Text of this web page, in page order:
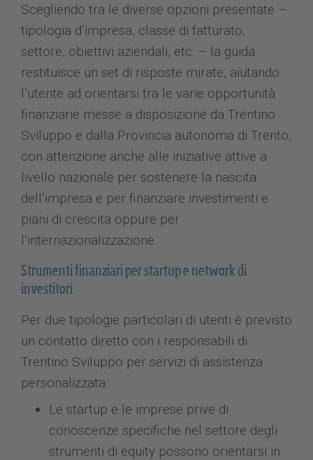
Scegliendo tra le diverse opzioni presentate –
tipologia d’impresa, classe di fatturato,
settore, obiettivi aziendali, etc. – la guida
restituisce un set di risposte mirate, aiutando
l’utente ad orientarsi tra le varie opportunità
finanziarie messe a disposizione da Trentino
Sviluppo e dalla Provincia autonoma di Trento,
con attenzione anche alle iniziative attive a
livello nazionale per sostenere la nascita
dell’impresa e per finanziare investimenti e
piani di crescita oppure per
l’internazionalizzazione.
Strumenti finanziari per startup e network di
investitori
Per due tipologie particolari di utenti è previsto
un contatto diretto con i responsabili di
Trentino Sviluppo per servizi di assistenza
personalizzata:
Le startup e le imprese prive di
conoscenze specifiche nel settore degli
strumenti di equity possono orientarsi in